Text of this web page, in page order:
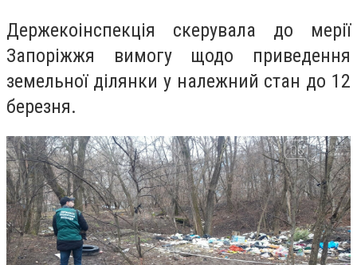
Держекоінспекція скерувала до мерії
Запоріжжя вимогу щодо приведення
земельної ділянки у належний стан до 12
березня.